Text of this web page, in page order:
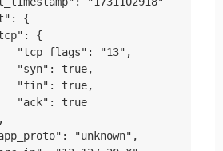
{
{
"tcp_flags": "13",
"syn": true,
"fin": true,
"ack": true
"unknown",